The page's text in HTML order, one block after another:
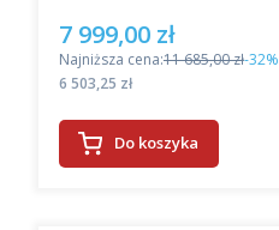
Cena promocyjna
7 999,00 zł
Najniższa cena:11 685,00 zł-32%
Cena
6 503,25 zł
Do koszyka